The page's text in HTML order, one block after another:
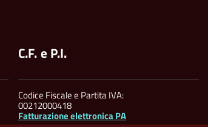
C.F. e P.I.
Codice Fiscale e Partita IVA:
00212000418
Fatturazione elettronica PA